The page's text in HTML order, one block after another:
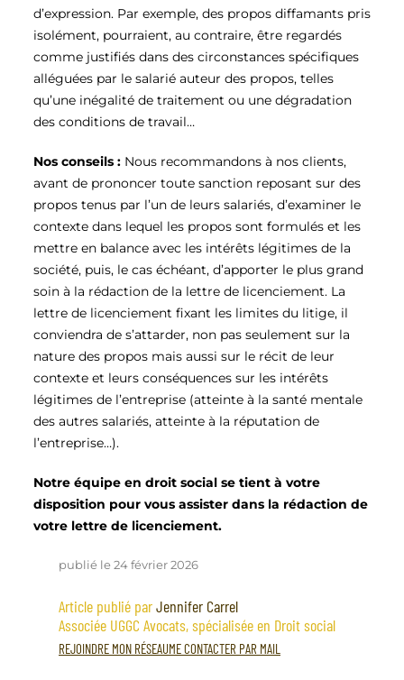
d’expression. Par exemple, des propos diffamants pris
isolément, pourraient, au contraire, être regardés
comme justifiés dans des circonstances spécifiques
alléguées par le salarié auteur des propos, telles
qu’une inégalité de traitement ou une dégradation
des conditions de travail…
Nos conseils : Nous recommandons à nos clients,
avant de prononcer toute sanction reposant sur des
propos tenus par l’un de leurs salariés, d’examiner le
contexte dans lequel les propos sont formulés et les
mettre en balance avec les intérêts légitimes de la
société, puis, le cas échéant, d’apporter le plus grand
soin à la rédaction de la lettre de licenciement. La
lettre de licenciement fixant les limites du litige, il
conviendra de s’attarder, non pas seulement sur la
nature des propos mais aussi sur le récit de leur
contexte et leurs conséquences sur les intérêts
légitimes de l’entreprise (atteinte à la santé mentale
des autres salariés, atteinte à la réputation de
l’entreprise…).
Notre équipe en droit social se tient à votre
disposition pour vous assister dans la rédaction de
votre lettre de licenciement.
publié le 24 février 2026
Article publié parJennifer Carrel
Associée UGGC Avocats, spécialisée en Droit social
REJOINDRE MON RÉSEAUME CONTACTER PAR MAIL